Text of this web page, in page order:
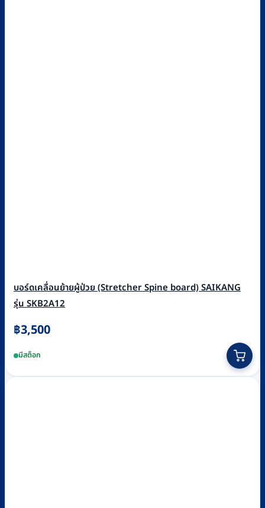
บอร์ดเคลื่อนย้ายผู้ป่วย (Stretcher Spine board) SAIKANG
รุ่น SKB2A12
฿3,500
มีสต็อก